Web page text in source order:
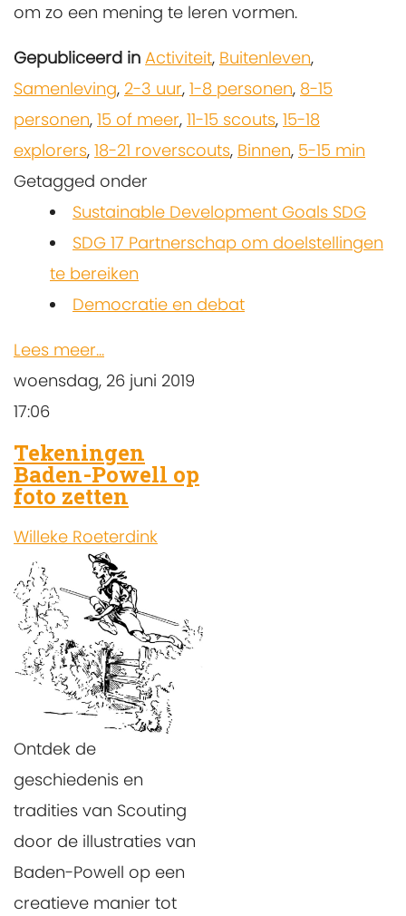
om zo een mening te leren vormen.
Gepubliceerd in Activiteit, Buitenleven,
Samenleving, 2-3 uur, 1-8 personen, 8-15
personen, 15 of meer, 11-15 scouts, 15-18
explorers, 18-21 roverscouts, Binnen, 5-15 min
Getagged onder
Sustainable Development Goals SDG
SDG 17 Partnerschap om doelstellingen
te bereiken
Democratie en debat
Lees meer...
woensdag, 26 juni 2019
17:06
Tekeningen
Baden-Powell op
foto zetten
Willeke Roeterdink
Ontdek de
geschiedenis en
tradities van Scouting
door de illustraties van
Baden-Powell op een
creatieve manier tot